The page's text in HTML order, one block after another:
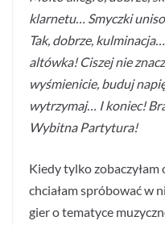
klarnetu… Smyczki
Tak, dobrze,
altówka! Ciszej nie
wyśmienicie, buduj
wytrzymaj… I koniec!
Wybitna Partytura!
Kiedy tylko zobaczyłam
chciałam spróbować w
gier o tematyce